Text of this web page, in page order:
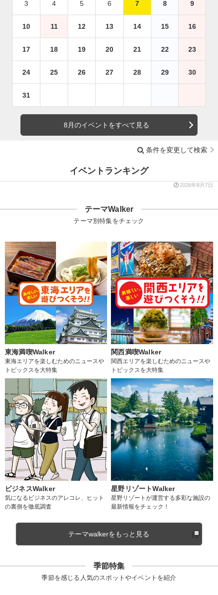
3 4 5 6 7 8 9
10 11 12 13 14 15 16
17 18 19 20 21 22 23
24 25 26 27 28 29 30
31
8月のイベントをすべて見る
条件を変更して検索
イベントランキング
2026年8月7日
テーマWalker
テーマ別特集をチェック
東海満喫Walker
東海エリアを楽しむためのニュースや
トピックスを大特集
関西満喫Walker
関西エリアを楽しむためのニュースや
トピックスを大特集
ビジネスWalker
気になるビジネスのアレコレ、ヒット
の裏側を徹底調査
星野リゾートWalker
星野リゾートが運営する多彩な施設の
最新情報をチェック！
テーマwalkerをもっと見る
季節特集
季節を感じる人気のスポットやイベントを紹介